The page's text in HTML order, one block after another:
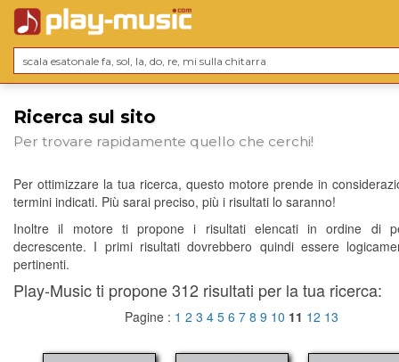
Ricerca sul sito
Per trovare rapidamente quello che cerchi!
Per ottimizzare la tua ricerca, questo motore prende in
termini indicati. Più sarai preciso, più i risultati lo saranno!
Inoltre il motore ti propone i risultati elencati in ordine di
decrescente. I primi risultati dovrebbero quindi essere
pertinenti.
Play-Music ti propone 312 risultati per la tua ricerca:
Pagine : 1 2 3 4 5 6 7 8 9 10 11 12 13